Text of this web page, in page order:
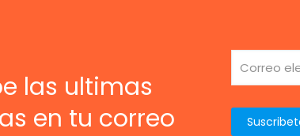
las ultimas
en tu correo